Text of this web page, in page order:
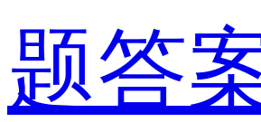
题答